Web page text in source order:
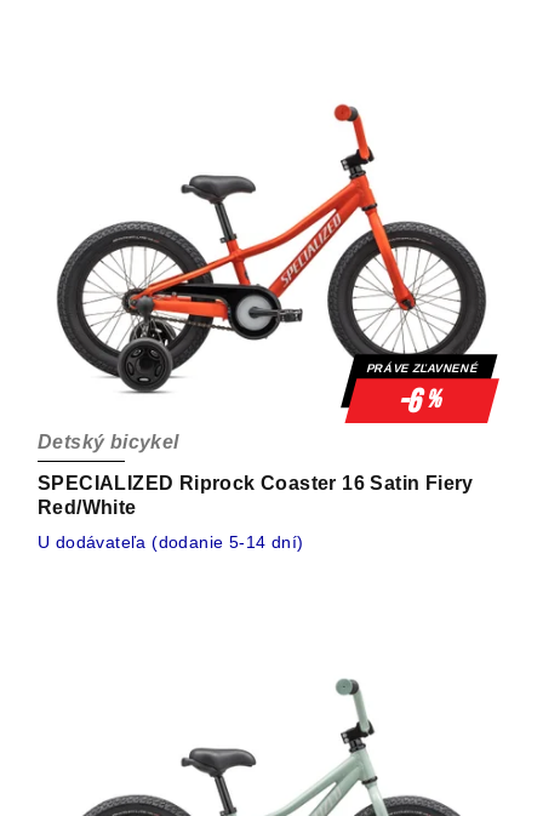
PRÁVE ZĽAVNENÉ
-6%
SPECIALIZED Riprock Coaster 16 Satin Fiery
Red/White
Detský bicykel
U dodávateľa (dodanie 5-14 dní)